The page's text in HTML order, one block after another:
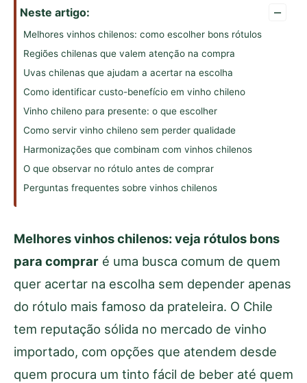
Neste artigo: –
Melhores vinhos chilenos: como escolher bons rótulos
Regiões chilenas que valem atenção na compra
Uvas chilenas que ajudam a acertar na escolha
Como identificar custo-benefício em vinho chileno
Vinho chileno para presente: o que escolher
Como servir vinho chileno sem perder qualidade
Harmonizações que combinam com vinhos chilenos
O que observar no rótulo antes de comprar
Perguntas frequentes sobre vinhos chilenos
Melhores vinhos chilenos: veja rótulos bons
para comprar é uma busca comum de quem
quer acertar na escolha sem depender apenas
do rótulo mais famoso da prateleira. O Chile
tem reputação sólida no mercado de vinho
importado, com opções que atendem desde
quem procura um tinto fácil de beber até quem